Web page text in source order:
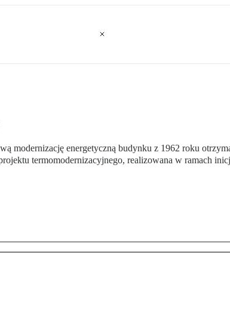
modernizację energetyczną budynku z 1962 roku
termomodernizacyjnego, realizowana w ramach